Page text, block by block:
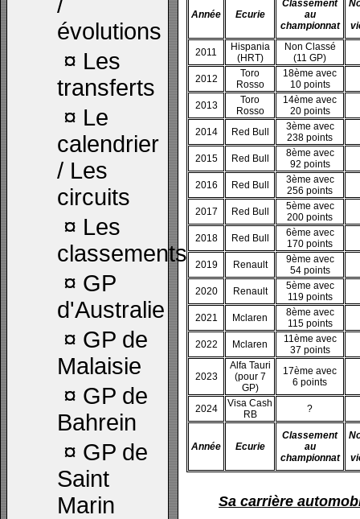
évolutions
¤ Les
transferts
¤ Le
calendrier
/ Les
circuits
¤ Les
classements
¤ GP
d'Australie
¤ GP de
Malaisie
¤ GP de
Bahrein
¤ GP de
Saint
Marin
Année Ecurie
Classement
au
championnat
2011
Hispania
(HRT)
Non Classé
(11 GP)
2012
Toro
Rosso
18ème avec
10 points
2013
Toro
Rosso
14ème avec
20 points
2014
Red Bull
3ème avec
238 points
2015
Red Bull
8ème avec
92 points
2016
Red Bull
3ème avec
256 points
2017
Red Bull
5ème avec
200 points
2018
Red Bull
6ème avec
170 points
2019
Renault
9ème avec
54 points
2020
Renault
5ème avec
119 points
2021
Mclaren
8ème avec
115 points
2022
Mclaren
11ème avec
37 points
2023
Alfa Tauri
(pour 7
GP)
17ème avec
6 points
2024
Visa Cash
RB
?
Année Ecurie
Classement
au
championnat
Sa carrière